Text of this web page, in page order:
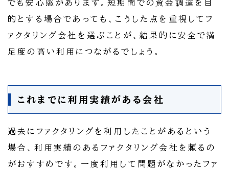
でも安心感があります。短期間での資金調達を目
的とする場合であっても、こうした点を重視してフ
ァクタリング会社を選ぶことが、結果的に安全で満
足度の高い利用につながるでしょう。
これまでに利用実績がある会社
過去にファクタリングを利用したことがあるという
場合、利用実績のあるファクタリング会社を頼るの
がおすすめです。一度利用して問題がなかったファ